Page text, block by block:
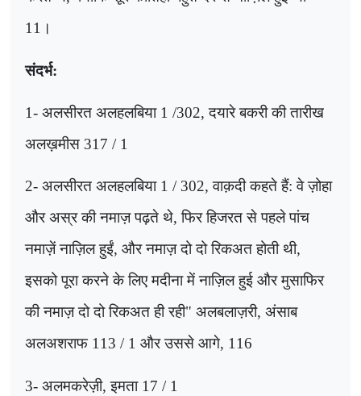
11 ।
संदर्भ:
1- अलसीरत अलहलबिया 302/ 1,दयारे बकरी की तारीख
अलख़मीस 317 / 1
2- अलसीरत अलहलबिया 302 / 1,वाक़दी कहते हैं: वे ज़ोहा
और अस्र की नमाज़ पढ़ते थे,फिर हिजरत से पहले पांच
नमाज़ें नाज़िल हुईं, और नमाज़ दो दो रिकअत होती थी,
इसको पूरा करने के लिए मदीना में नाज़िल हुई और मुसाफिर
की नमाज़ दो दो रिकअत ही रही" अलबलाज़री, अंसाब
अलअशराफ 113 / 1 और उससे आगे, 116
3- अलमकरेज़ी, इमता 17 / 1